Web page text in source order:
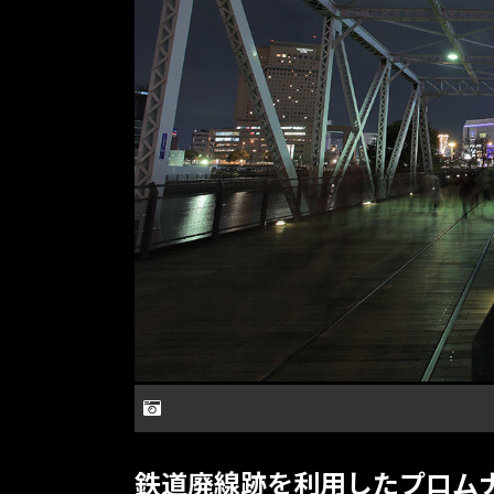
鉄道廃線跡を利用したプロム